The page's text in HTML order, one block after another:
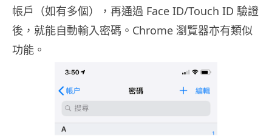
帳戶（如有多個），再通過 Face ID/Touch ID 驗證
後，就能自動輸入密碼。Chrome 瀏覽器亦有類似
功能。